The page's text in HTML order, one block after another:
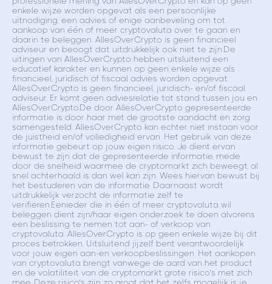
enkele wijze worden opgevat als een persoonlijke
uitnodiging, een advies of enige aanbeveling om tot
aankoop van één of meer cryptovaluta over te gaan en
daarin te beleggen. AllesOverCrypto is geen financieel
adviseur en beoogt dat uitdrukkelijk ook niet te zijn.De
uitingen van AllesOverCrypto hebben uitsluitend een
educatief karakter en kunnen op geen enkele wijze als
financieel, juridisch of fiscaal advies worden opgevat.
AllesOverCrypto is geen financieel, juridisch- en/of fiscaal
adviseur. Er komt geen adviesrelatie tot stand tussen jou en
AllesOverCrypto.De door AllesOverCrypto gepresenteerde
informatie is door haar met de grootste aandacht en zorg
samengesteld. AllesOverCrypto kan echter niet instaan voor
de juistheid en/of volledigheid ervan. Het gebruik van deze
informatie gebeurt op jouw eigen risico. Je dient ervan
bewust te zijn dat de gepresenteerde informatie, mede
door de snelheid waarmee de cryptomarkt zich beweegt, al
snel achterhaald is dan wel kan zijn. Wees hiervan bewust bij
het bestuderen van de informatie. Daarnaast wordt
uitdrukkelijk verzocht de informatie zelf te
verifiëren.Eenieder die in één of meer cryptovaluta wil
beleggen dient zijn/haar eigen onderzoek te doen alvorens
een beslissing te nemen tot aan- of verkoop van
cryptovaluta. AllesOverCrypto is op geen enkele wijze bij dit
proces betrokken. Uitsluitend jijzelf bent verantwoordelijk
voor jouw eigen aan-en verkoopbeslissingen. Het aankopen
van cryptovaluta brengt vanwege de aard van het product
en de volatiliteit van de cryptomarkt grote risico’s met zich
mee. Deze risico’s zijn zo groot dat het zelfs mogelijk is je